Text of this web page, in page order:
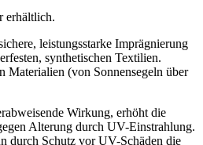
erhältlich.
leistungsstarke Imprägnierung
synthetischen Textilien.
Materialien (von Sonnensegeln über
Wirkung, erhöht die
Alterung durch UV-Einstrahlung.
durch Schutz vor UV-Schäden die